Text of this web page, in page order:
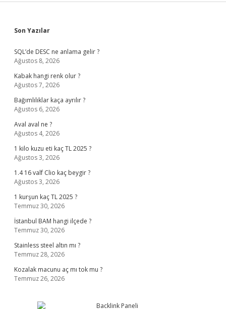
Sidebar
Son Yazılar
SQL’de DESC ne anlama gelir ?
Ağustos 8, 2026
Kabak hangi renk olur ?
Ağustos 7, 2026
Bağımlılıklar kaça ayrılır ?
Ağustos 6, 2026
Aval aval ne ?
Ağustos 4, 2026
1 kilo kuzu eti kaç TL 2025 ?
Ağustos 3, 2026
1.4 16 valf Clio kaç beygir ?
Ağustos 3, 2026
1 kurşun kaç TL 2025 ?
Temmuz 30, 2026
İstanbul BAM hangi ilçede ?
Temmuz 30, 2026
Stainless steel altın mı ?
Temmuz 28, 2026
Kozalak macunu aç mı tok mu ?
Temmuz 26, 2026